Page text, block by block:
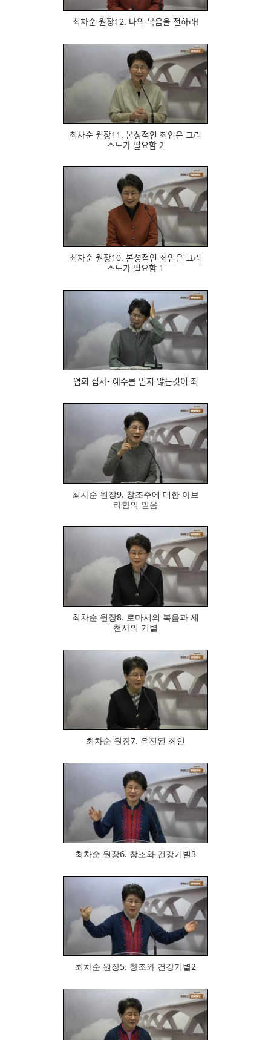
최차순 원장12. 나의 복음을 전하라!
최차순 원장11. 본성적인 죄인은 그리
스도가 필요함 2
최차순 원장10. 본성적인 죄인은 그리
스도가 필요함 1
염희 집사- 예수를 믿지 않는것이 죄
최차순 원장9. 창조주에 대한 아브
라함의 믿음
최차순 원장8. 로마서의 복음과 세
천사의 기별
최차순 원장7. 유전된 죄인
711
최차순 원장6. 창조와 건강기별3
676
최차순 원장5. 창조와 건강기별2